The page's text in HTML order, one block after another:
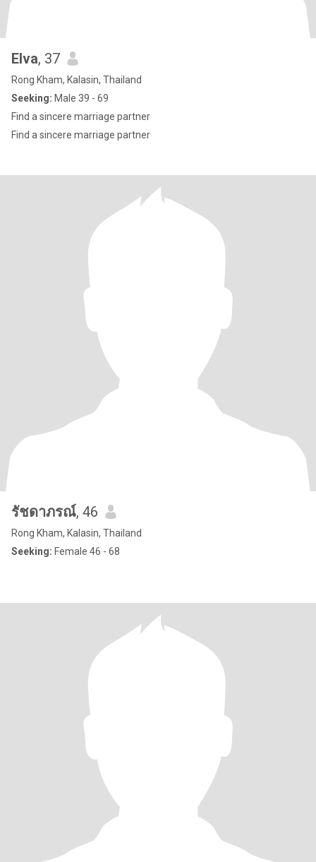
Elva, 37
Rong Kham, Kalasin, Thailand
Seeking: Male 39 - 69
Find a sincere marriage partner
Find a sincere marriage partner
รัชดาภรณ์, 46
Rong Kham, Kalasin, Thailand
Seeking: Female 46 - 68